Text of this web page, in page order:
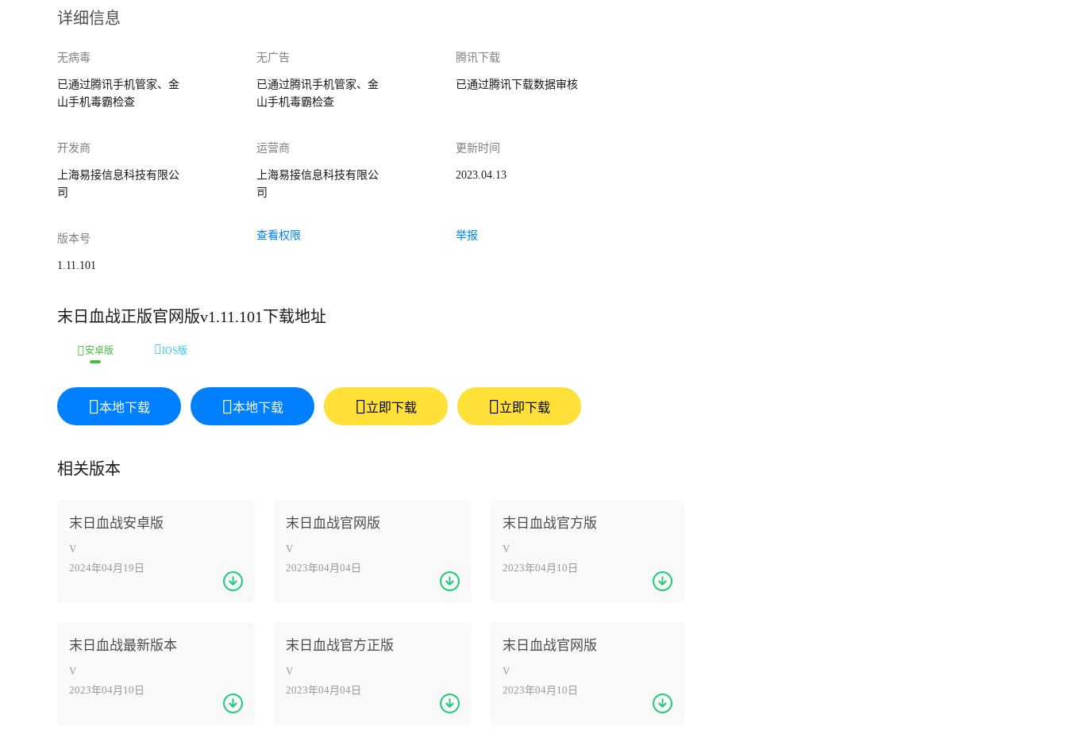
详细信息
无病毒
已通过腾讯手机管家、金
山手机毒霸检查
无广告
已通过腾讯手机管家、金
山手机毒霸检查
腾讯下载
已通过腾讯下载数据审核
开发商
上海易接信息科技有限公
司
运营商
上海易接信息科技有限公
司
更新时间
2023.04.13
版本号
1.11.101
查看权限 举报
末日血战正版官网版v1.11.101下载地址
安卓版 IOS版
本地下载 本地下载 立即下载 立即下载
相关版本
末日血战安卓版
V
2024年04月19日
末日血战官网版
V
2023年04月04日
末日血战官方版
V
2023年04月10日
末日血战最新版本
V
2023年04月10日
末日血战官方正版
V
2023年04月04日
末日血战官网版
V
2023年04月10日